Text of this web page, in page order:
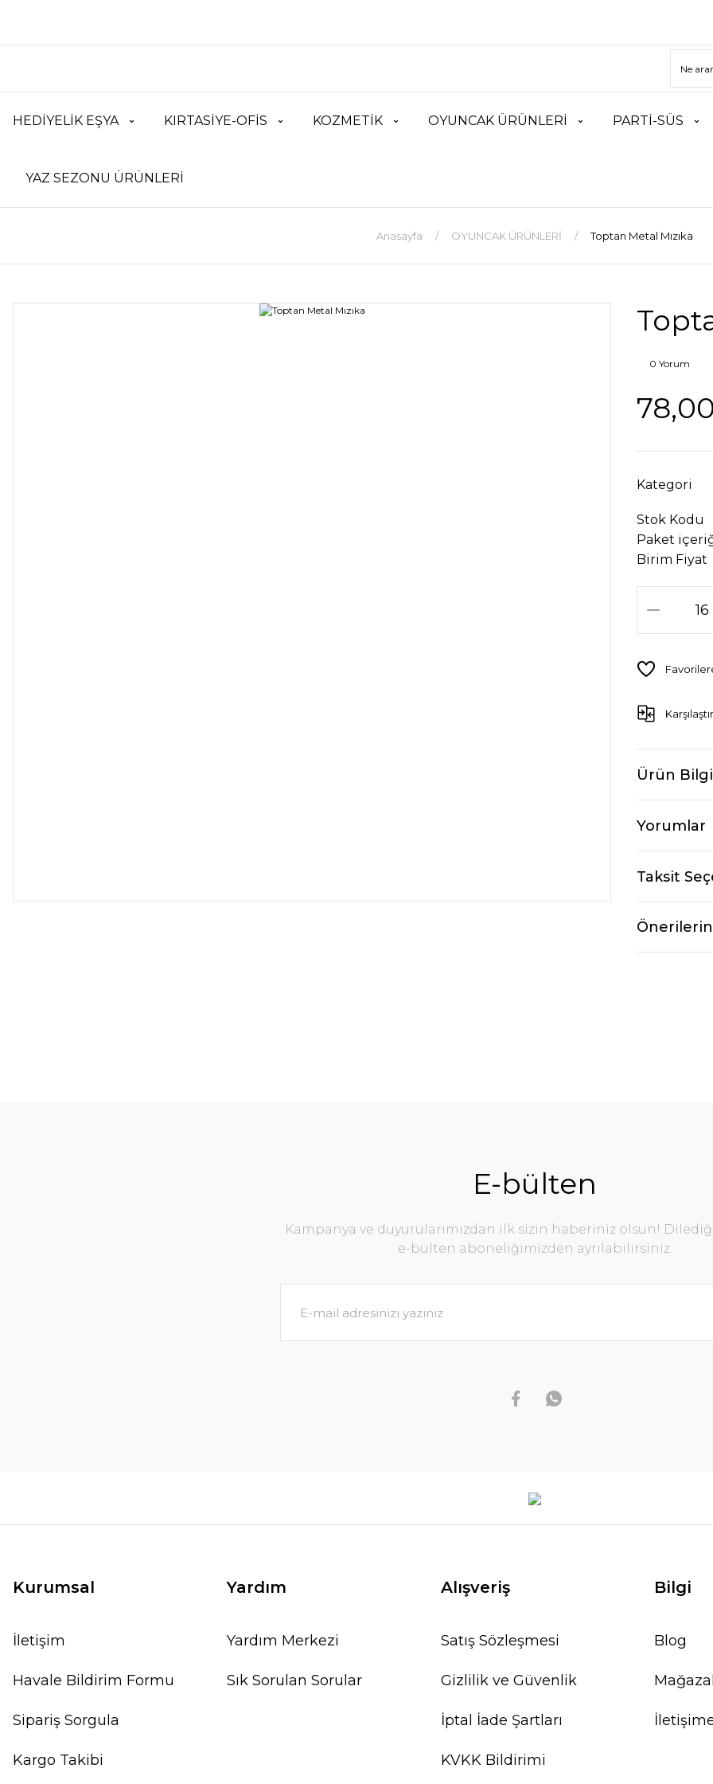
HEDİYELİK EŞYA KIRTASİYE-OFİS KOZMETİK OYUNCAK ÜRÜNLERİ PARTİ-SÜS
YAZ SEZONU ÜRÜNLERİ
Anasayfa OYUNCAK ÜRÜNLERİ Toptan Metal Mızıka
0 Yorum
Kategori
Stok Kodu
Paket
Birim Fiyat
Karşılaştır
Ürün
Yorumlar
Taksit
E-bülten
Kampanya ve duyurularımızdan ilk sizin haberiniz olsun!
e-bülten aboneliğimizden ayrılabilirsiniz.
Kurumsal
İletişim
Havale Bildirim Formu
Sipariş Sorgula
Kargo Takibi
Yardım
Yardım Merkezi
Sık Sorulan Sorular
Alışveriş
Satış Sözleşmesi
Gizlilik ve Güvenlik
İptal İade Şartları
KVKK Bildirimi
Bilgi
Blog